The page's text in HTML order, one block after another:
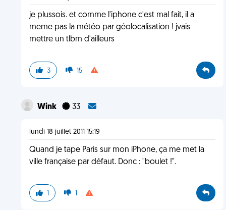
je plussois. et comme l'iphone c'est mal fait, il a
meme pas la météo par géolocalisation ! jvais
mettre un tlbm d'ailleurs
3 15
Wink 33
lundi 18 juillet 2011 15:19
Quand je tape Paris sur mon iPhone, ça me met la
ville française par défaut. Donc : "boulet !".
1 1